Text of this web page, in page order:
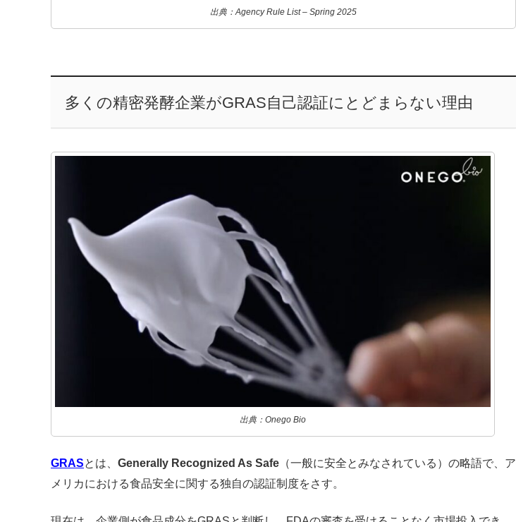
出典：Agency Rule List – Spring 2025
多くの精密発酵企業がGRAS自己認証にとどまらない理由
出典：Onego Bio
GRASとは、 Generally Recognized As Safe （一般に安全とみなされている）の略語で、ア
メリカにおける食品安全に関する独自の認証制度をさす。